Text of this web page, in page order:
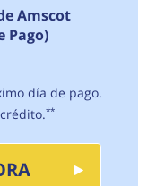
Amscot
Pago)
día de pago.
**